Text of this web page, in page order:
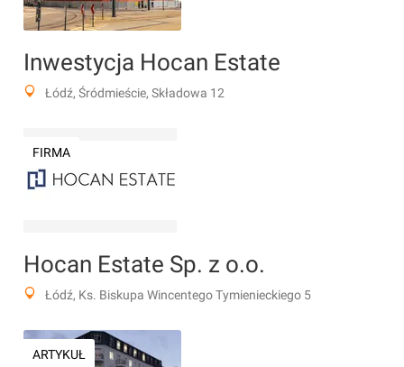
Inwestycja Hocan Estate
Łódź, Śródmieście, Składowa 12
FIRMA
Hocan Estate Sp. z o.o.
Łódź, Ks. Biskupa Wincentego Tymienieckiego 5
ARTYKUŁ